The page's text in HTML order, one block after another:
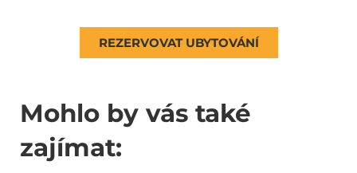
REZERVOVAT UBYTOVÁNÍ
Mohlo by vás také
zajímat: